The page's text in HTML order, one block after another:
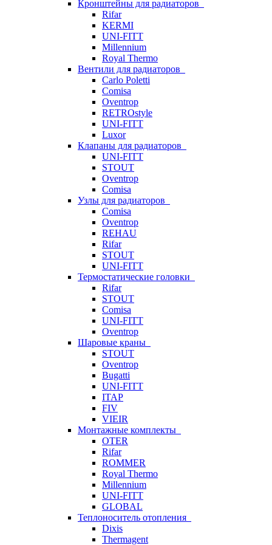
Кронштейны для радиаторов
Rifar
KERMI
UNI-FITT
Millennium
Royal Thermo
Вентили для радиаторов
Carlo Poletti
Comisa
Oventrop
RETROstyle
UNI-FITT
Luxor
Клапаны для радиаторов
UNI-FITT
STOUT
Oventrop
Comisa
Узлы для радиаторов
Comisa
Oventrop
REHAU
Rifar
STOUT
UNI-FITT
Термостатические головки
Rifar
STOUT
Comisa
UNI-FITT
Oventrop
Шаровые краны
STOUT
Oventrop
Bugatti
UNI-FITT
ITAP
FIV
VIEIR
Монтажные комплекты
OTER
Rifar
ROMMER
Royal Thermo
Millennium
UNI-FITT
GLOBAL
Теплоноситель отопления
Dixis
Thermagent